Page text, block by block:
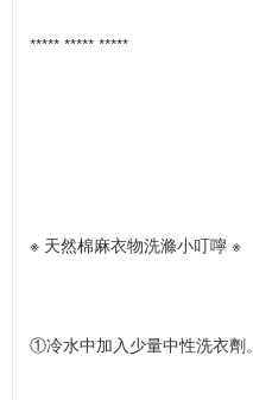
***** ***** *****
※ 天然棉麻衣物洗滌小叮嚀 ※
①冷水中加入少量中性洗衣劑。